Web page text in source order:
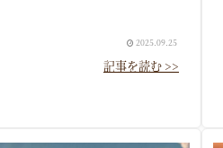
2025.09.25